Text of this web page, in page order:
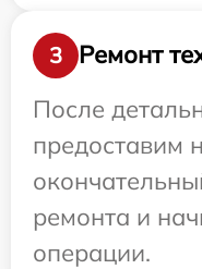
3
Ремонт
После
предоставим
ремонта и
операции.